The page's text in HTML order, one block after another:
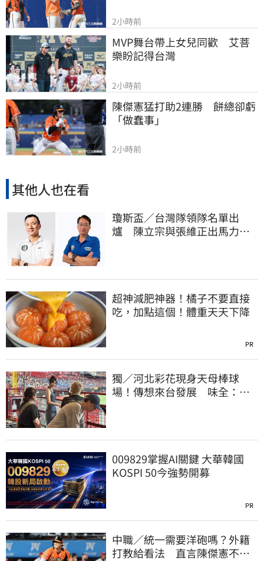
2小時前
MVP舞台帶上女兒同歡　艾菩
樂盼記得台灣
2小時前
陳傑憲猛打助2連勝　餅總卻虧
「做蠢事」
2小時前
其他人也在看
瓊斯盃／台灣隊領隊名單出
爐 陳立宗與張維正出馬力挺
超神減肥神器！橘子不要直接
吃，加點這個！體重天天下降
PR
獨／河北彩花現身天母棒球
場！傳想來台發展 味全：歡
009829掌握AI關鍵 大華韓國
KOSPI 50今強勢開募
PR
中職／統一需要洋砲嗎？外籍
打教給看法 直言陳傑憲不能